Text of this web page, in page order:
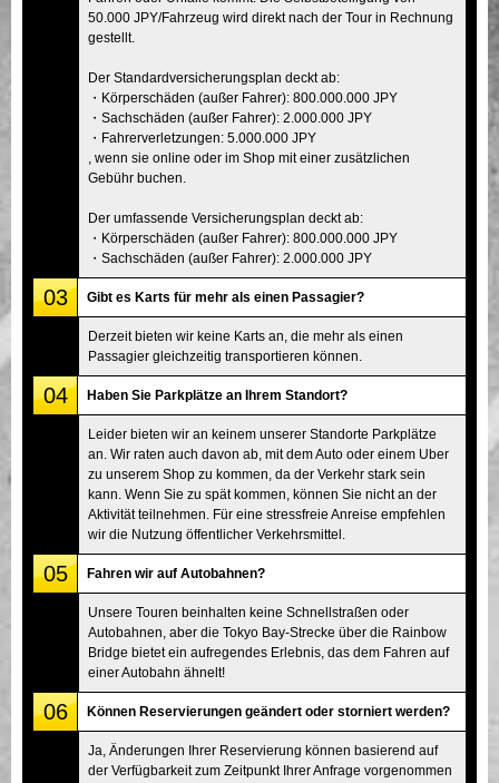
50.000 JPY/Fahrzeug wird direkt nach der Tour in Rechnung
gestellt.
Der Standardversicherungsplan deckt ab:
・Körperschäden (außer Fahrer): 800.000.000 JPY
・Sachschäden (außer Fahrer): 2.000.000 JPY
・Fahrerverletzungen: 5.000.000 JPY
, wenn sie online oder im Shop mit einer zusätzlichen
Gebühr buchen.
Der umfassende Versicherungsplan deckt ab:
・Körperschäden (außer Fahrer): 800.000.000 JPY
・Sachschäden (außer Fahrer): 2.000.000 JPY
03 Gibt es Karts für mehr als einen Passagier?
Derzeit bieten wir keine Karts an, die mehr als einen
Passagier gleichzeitig transportieren können.
04 Haben Sie Parkplätze an Ihrem Standort?
Leider bieten wir an keinem unserer Standorte Parkplätze
an. Wir raten auch davon ab, mit dem Auto oder einem Uber
zu unserem Shop zu kommen, da der Verkehr stark sein
kann. Wenn Sie zu spät kommen, können Sie nicht an der
Aktivität teilnehmen. Für eine stressfreie Anreise empfehlen
wir die Nutzung öffentlicher Verkehrsmittel.
05 Fahren wir auf Autobahnen?
Unsere Touren beinhalten keine Schnellstraßen oder
Autobahnen, aber die Tokyo Bay-Strecke über die Rainbow
Bridge bietet ein aufregendes Erlebnis, das dem Fahren auf
einer Autobahn ähnelt!
06 Können Reservierungen geändert oder storniert werden?
Ja, Änderungen Ihrer Reservierung können basierend auf
der Verfügbarkeit zum Zeitpunkt Ihrer Anfrage vorgenommen